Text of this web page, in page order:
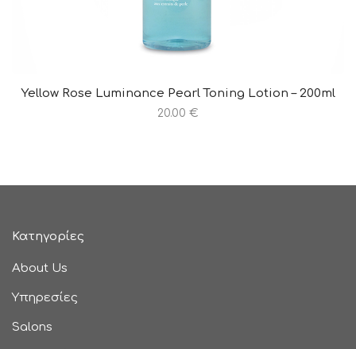
Yellow Rose Luminance Pearl Toning Lotion – 200ml
20.00 €
Κατηγορίες
About Us
Υπηρεσίες
Salons